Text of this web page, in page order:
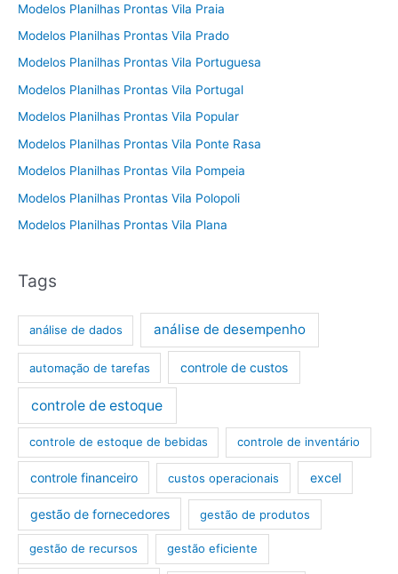
Modelos Planilhas Prontas Vila Praia
Modelos Planilhas Prontas Vila Prado
Modelos Planilhas Prontas Vila Portuguesa
Modelos Planilhas Prontas Vila Portugal
Modelos Planilhas Prontas Vila Popular
Modelos Planilhas Prontas Vila Ponte Rasa
Modelos Planilhas Prontas Vila Pompeia
Modelos Planilhas Prontas Vila Polopoli
Modelos Planilhas Prontas Vila Plana
Tags
análise de dados análise de desempenho
automação de tarefas controle de custos
controle de estoque
controle de estoque de bebidas controle de inventário
controle financeiro custos operacionais excel
gestão de fornecedores gestão de produtos
gestão de recursos gestão eficiente